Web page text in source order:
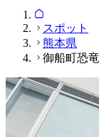
スポット
熊本県
御船町恐